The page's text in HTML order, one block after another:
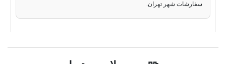
سفارشات شهر تهران.